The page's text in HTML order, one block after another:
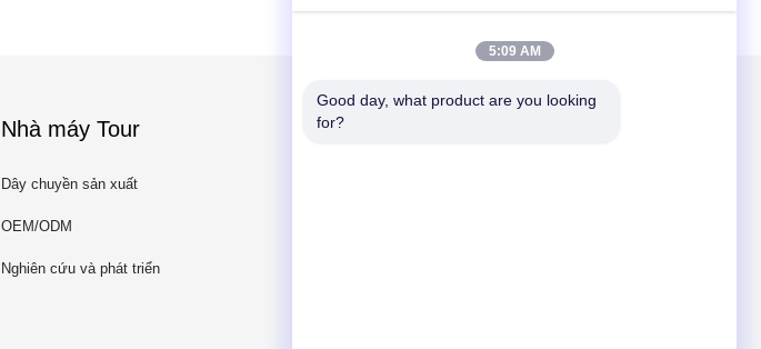
Nhà máy Tour
Dây chuyền sản xuất
OEM/ODM
Nghiên cứu và phát triển
Gửi thư cho chúng tôi
5:09 AM
Good day, what product are you looking
for?